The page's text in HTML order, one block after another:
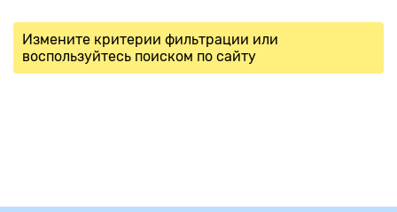
Измените критерии фильтрации или
воспользуйтесь поиском по сайту